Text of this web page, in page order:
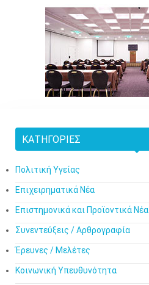
ΚΑΤΗΓΟΡΊΕΣ
Πολιτική Υγείας
Επιχειρηματικά Νέα
Επιστημονικά και Προϊοντικά Νέα
Συνεντεύξεις / Αρθρογραφία
Έρευνες / Μελέτες
Κοινωνική Υπευθυνότητα